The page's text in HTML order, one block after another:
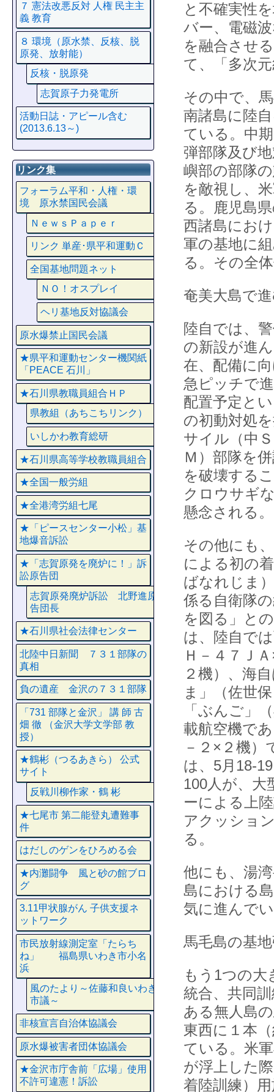
と不確実性
バー、電磁
を融合させ
て、「多次
その中で、
南諸島に陸
ている。中
弾部隊及び
嶼部の部隊
を敵視し、
る。鹿児島
西諸島にお
軍の基地に
る。その全
奄美大島で
陸自では、
の新設が進
在、配備に
急ピッチで
配置予定と
の初動対処
サイル（中
Ｍ）部隊を
を破壊する
クロウサギ
懸念される。
その他にも
による初の
ばなれじま
係る自衛隊
を図る」と
は、陸自で
Ｈ－４７Ｊ
２機）、海
ま」（佐世
「ぶんご」
載航空機で
－２×２機）
は、5月18-
100人が、大
ーによる上
アクッショ
る。
他にも、湯
島における
気に進んで
馬毛島の基
もう1つの大
統合、共同
ある無人島
東西に１本
ている。米
が浮上した
着陸訓練）
７ 憲法改悪反対 人権 民主主
義 教育
８ 環境（原水禁、反核、脱
原発、放射能）
反核・脱原発
志賀原子力発電所
活動日誌・アピール含む
(2013.6.13～)
リンク集
フォーラム平和・人権・環
境 原水禁国民会議
ＮｅｗｓＰａｐｅｒ
リンク 単産･県平和運動Ｃ
全国基地問題ネット
ＮＯ！オスプレイ
ヘリ基地反対協議会
原水爆禁止国民会議
★県平和運動センター機関紙
「PEACE 石川」
★石川県教職員組合ＨＰ
県教組（あちこちリンク）
いしかわ教育総研
★石川県高等学校教職員組合
★全国一般労組
★全港湾労組七尾
★「ピースセンター小松」基
地爆音訴訟
★「志賀原発を廃炉に！」訴
訟原告団
志賀原発廃炉訴訟 北野進原
告団長
★石川県社会法律センター
北陸中日新聞 ７３１部隊の
真相
負の遺産 金沢の７３１部隊
「731 部隊と金沢」 講 師 古
畑 徹 （金沢大学文学部 教
授）
★鶴彬（つるあきら） 公式
サイト
反戦川柳作家・鶴 彬
★七尾市 第二能登丸遭難事
件
はだしのゲンをひろめる会
★内灘闘争 風と砂の館ブロ
グ
3.11甲状腺がん 子供支援ネ
ットワーク
市民放射線測定室「たらち
ね」 福島県いわき市小名
浜
風のたより～佐藤和良いわき
市議～
非核宣言自治体協議会
原水爆被害者団体協議会
★金沢市庁舎前「広場」使用
不許可違憲！訴訟